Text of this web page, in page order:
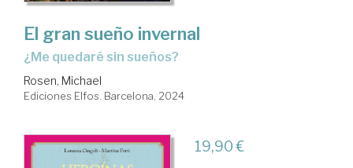
El gran sueño invernal
¿Me quedaré sin sueños?
Rosen, Michael
Ediciones Elfos. Barcelona, 2024
19,90 €